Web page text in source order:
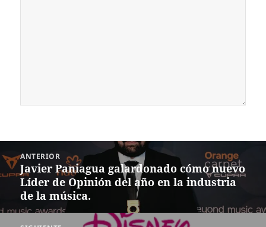
de
entradas
ANTERIOR
Entrada
anterior:
Javier Paniagua galardonado cómo nuevo
Líder de Opinión del año en la industria
de la música.